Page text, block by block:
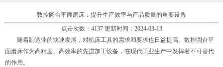
数控圆台平面磨床：提升生产效率与产品质量的重要设备
点击次数：4137 更新时间：2024-03-13
随着制造业的快速发展，对机床工具的需求和要求也日益提高。数控圆台平
面磨床作为高精度、高效率的先进加工设备，在现代工业生产中发挥着不可替代
的作用。